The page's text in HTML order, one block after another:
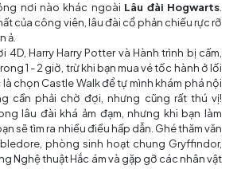
nơi nào khác ngoài Lâu đài Hogwarts.
của công viên, lâu đài cổ phản chiếu rực rỡ
ả.
Harry Harry Potter và Hành trình bị cấm,
1 - 2 giờ, trừ khi bạn mua vé tốc hành ở lối
chọn Castle Walk để tự mình khám phá nội
cần phải chờ đợi, nhưng cũng rất thú vị!
lâu đài khá ảm đạm, nhưng khi bạn làm
sẽ tìm ra nhiều điều hấp dẫn. Ghé thăm văn
phòng sinh hoạt chung Gryffindor,
Nghệ thuật Hắc ám và gặp gỡ các nhân vật